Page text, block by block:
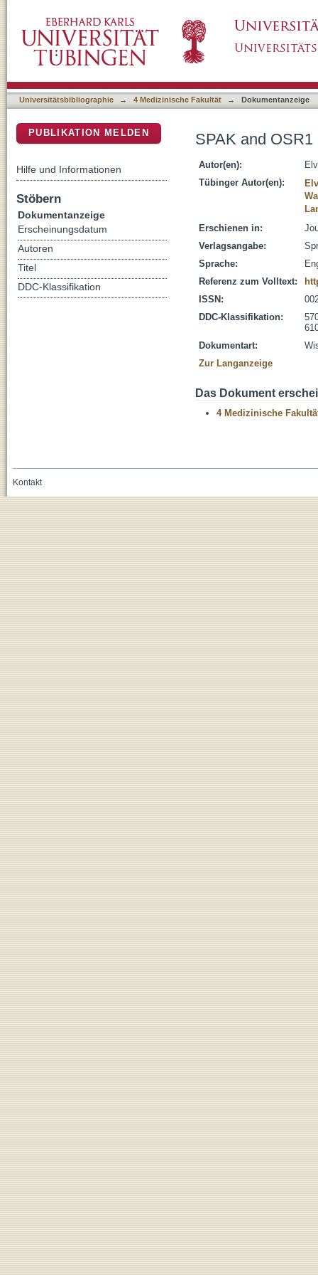
Universitätsbibliographie → 4 Medizinische Fakultät → Dokumentanzeige
SPAK and
Autor(en):
Tübinger Autor(en):
Erschienen in:
Verlagsangabe:
Sprache:
Referenz zum Volltext:
ISSN:
DDC-Klassifikation:
Dokumentart:
Zur Langanzeige
Das Dokument
4 Medizinische
PUBLIKATION MELDEN
Hilfe und Informationen
Stöbern
Dokumentanzeige
Erscheinungsdatum
Autoren
Titel
DDC-Klassifikation
Kontakt